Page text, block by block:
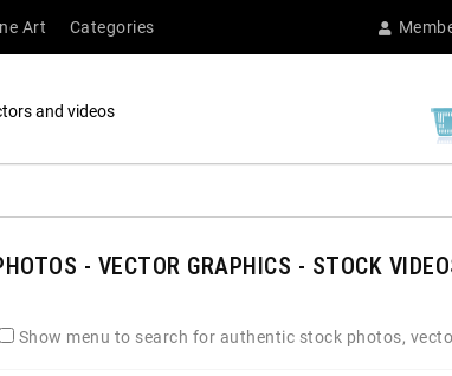
Art Categories
and videos
- VECTOR GRAPHICS - STOCK
Show menu to search for authentic stock photos,